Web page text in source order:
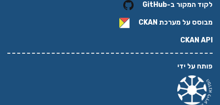
לקוד המקור ב-GitHub
מבוסס על מערכת CKAN
CKAN API
פותח על ידי